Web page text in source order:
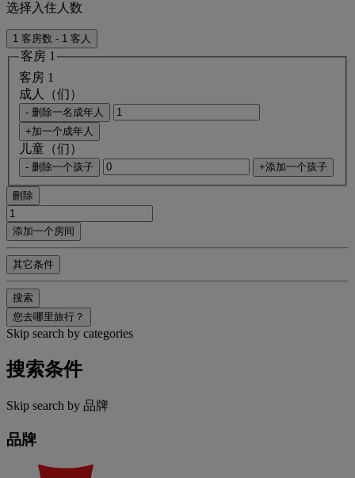
选择入住人数
1 客房数 - 1 客人
客房 1
客房 1
成人（们）
- 删除一名成年人
+加一个成年人
儿童（们）
- 删除一个孩子 +添加一个孩子
刪除
添加一个房间
其它条件
搜索
您去哪里旅行？
Skip search by categories
搜索条件
Skip search by 品牌
品牌